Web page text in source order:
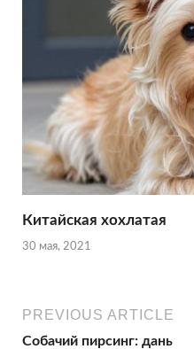
Китайская хохлатая
30 мая, 2021
PREVIOUS ARTICLE
Собачий пирсинг: дань